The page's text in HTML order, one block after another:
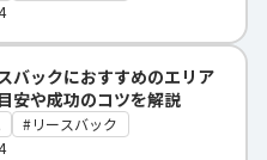
バックにおすすめのエリア
安や成功のコツを解説
リースバック